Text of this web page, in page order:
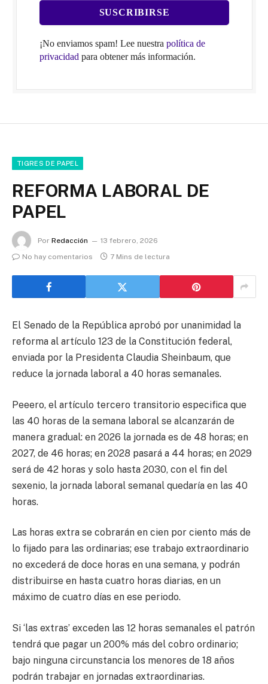
¡No enviamos spam! Lee nuestra política de
privacidad para obtener más información.
TIGRES DE PAPEL
REFORMA LABORAL DE
PAPEL
Por Redacción
13 febrero, 2026
No hay comentarios
7 Mins de lectura
El Senado de la República aprobó por unanimidad la
reforma al artículo 123 de la Constitución federal,
enviada por la Presidenta Claudia Sheinbaum, que
reduce la jornada laboral a 40 horas semanales.
Peeero, el artículo tercero transitorio especifica que
las 40 horas de la semana laboral se alcanzarán de
manera gradual: en 2026 la jornada es de 48 horas; en
2027, de 46 horas; en 2028 pasará a 44 horas; en 2029
será de 42 horas y solo hasta 2030, con el fin del
sexenio, la jornada laboral semanal quedaría en las 40
horas.
Las horas extra se cobrarán en cien por ciento más de
lo fijado para las ordinarias; ese trabajo extraordinario
no excederá de doce horas en una semana, y podrán
distribuirse en hasta cuatro horas diarias, en un
máximo de cuatro días en ese periodo.
Si ‘las extras’ exceden las 12 horas semanales el patrón
tendrá que pagar un 200% más del cobro ordinario;
bajo ninguna circunstancia los menores de 18 años
podrán trabajar en jornadas extraordinarias.